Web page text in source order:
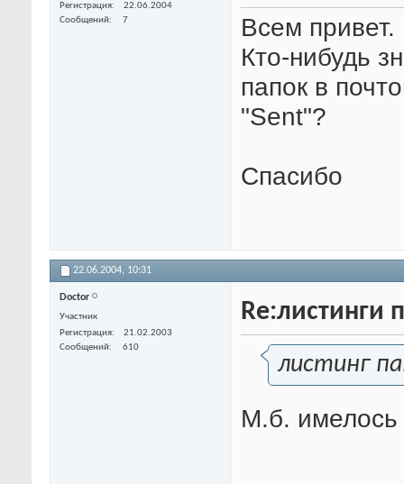
Регистрация
22.06.2004
Сообщений
7
Всем привет.
Кто-нибудь
папок в
"Sent"?
Спасибо
22.06.2004, 10:31
Doctor
Участник
Регистрация
21.02.2003
Сообщений
610
Re:листинги
листинг
М.б. имелось